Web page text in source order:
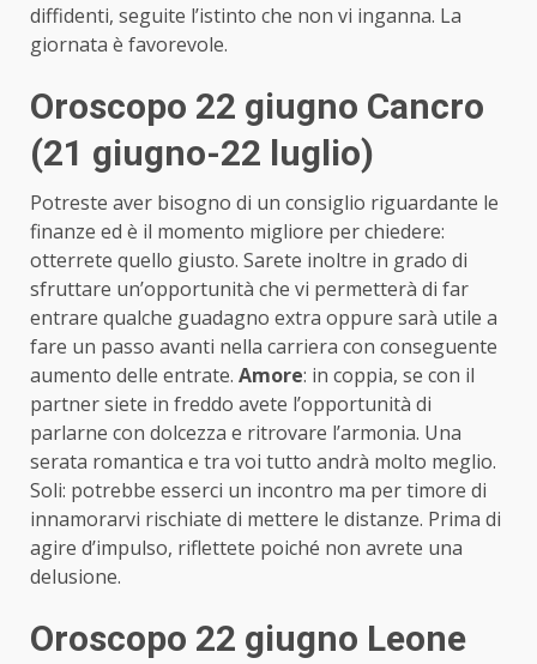
diffidenti, seguite l’istinto che non vi inganna. La
giornata è favorevole.
Oroscopo 22 giugno Cancro
(21 giugno-22 luglio)
Potreste aver bisogno di un consiglio riguardante le
finanze ed è il momento migliore per chiedere:
otterrete quello giusto. Sarete inoltre in grado di
sfruttare un’opportunità che vi permetterà di far
entrare qualche guadagno extra oppure sarà utile a
fare un passo avanti nella carriera con conseguente
aumento delle entrate. Amore: in coppia, se con il
partner siete in freddo avete l’opportunità di
parlarne con dolcezza e ritrovare l’armonia. Una
serata romantica e tra voi tutto andrà molto meglio.
Soli: potrebbe esserci un incontro ma per timore di
innamorarvi rischiate di mettere le distanze. Prima di
agire d’impulso, riflettete poiché non avrete una
delusione.
Oroscopo 22 giugno Leone